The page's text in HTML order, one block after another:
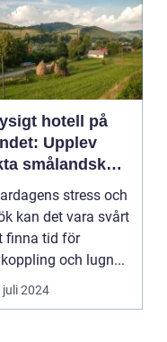
hotell på
Upplev
smålandsk
på
stress och
kan det vara svårt
finna tid för
och lugn...
juli 2024